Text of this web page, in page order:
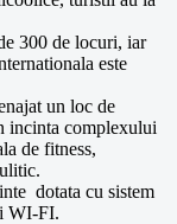
300 de locuri, iar
este
un loc de
incinta complexului
de fitness,
dotata cu sistem
WI-FI.